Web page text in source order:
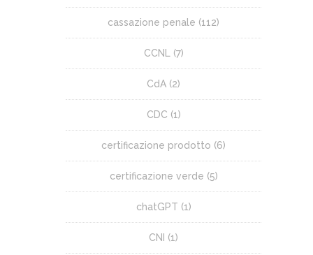
cassazione penale (112)
CCNL (7)
CdA (2)
CDC (1)
certificazione prodotto (6)
certificazione verde (5)
chatGPT (1)
CNI (1)